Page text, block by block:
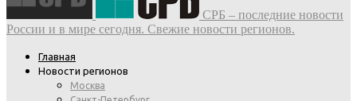
СРБ – последние новости
России и в мире сегодня. Свежие новости регионов.
Главная
Новости регионов
Москва